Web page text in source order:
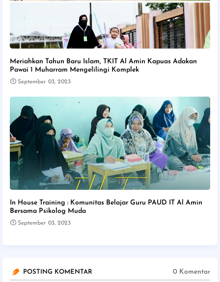
Meriahkan Tahun Baru Islam, TKIT Al Amin Kapuas Adakan
Pawai 1 Muharram Mengelilingi Komplek
September 03, 2023
In House Training : Komunitas Belajar Guru PAUD IT Al Amin
Bersama Psikolog Muda
September 03, 2023
POSTING KOMENTAR 0 Komentar